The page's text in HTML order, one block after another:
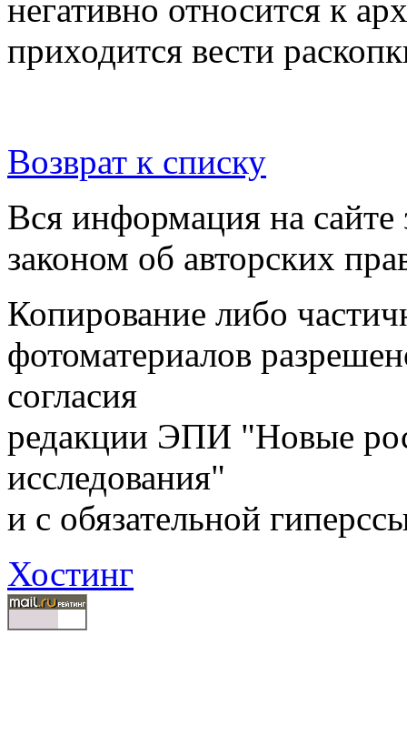
негативно относится к
приходится вести
Возврат к списку
Вся информация на
законом об авторских
Копирование либо
фотоматериалов
согласия
редакции ЭПИ "Новые
исследования"
и с обязательной
Хостинг